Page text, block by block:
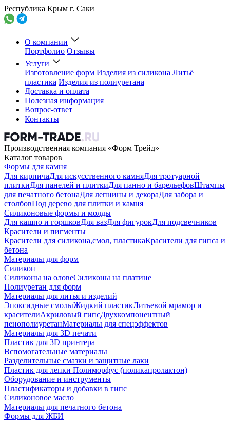
Республика Крым г. Саки
О компании
Портфолио Отзывы
Услуги
Изготовление форм Изделия из силикона Литьё
пластика Изделия из полиуретана
Доставка и оплата
Полезная информация
Вопрос-ответ
Контакты
Производственная компания «Форм Трейд»
Каталог товаров
Формы для камня
Для кирпичаДля искусственного камняДля тротуарной
плиткиДля панелей и плиткиДля панно и барельефовШтампы
для печатного бетонаДля лепнины и декораДля забора и
столбовПод дерево для плитки и камня
Силиконовые формы и молды
Для кашпо и горшковДля вазДля фигурокДля подсвечников
Красители и пигменты
Красители для силикона,смол, пластикаКрасители для гипса и
бетона
Материалы для форм
Силикон
Силиконы на оловеСиликоны на платине
Полиуретан для форм
Материалы для литья и изделий
Эпоксидные смолыЖидкий пластикЛитьевой мрамор и
красителиАкриловый гипсДвухкомпонентный
пенополиуретанМатериалы для спецэффектов
Материалы для 3D печати
Пластик для 3D принтера
Вспомогательные материалы
Разделительные смазки и защитные лаки
Пластик для лепки Полиморфус (поликапролактон)
Оборудование и инструменты
Пластификаторы и добавки в гипс
Силиконовое масло
Материалы для печатного бетона
Формы для ЖБИ